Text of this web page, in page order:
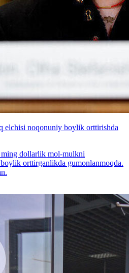
elchisi noqonuniy boylik orttirishda
ming dollarlik mol-mulkni
orttirganlikda gumonlanmoqda.